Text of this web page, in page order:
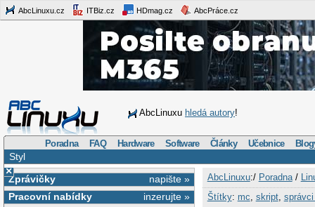
AbcLinuxu.cz ITBiz.cz HDmag.cz AbcPráce.cz
AbcLinuxu hledá autory!
Poradna FAQ Hardware Software Články Učebnice
Styl
×
napište »
Zprávičky
inzerujte »
Pracovní nabídky
AbcLinuxu:/ Poradna/
Štítky: mc skript,